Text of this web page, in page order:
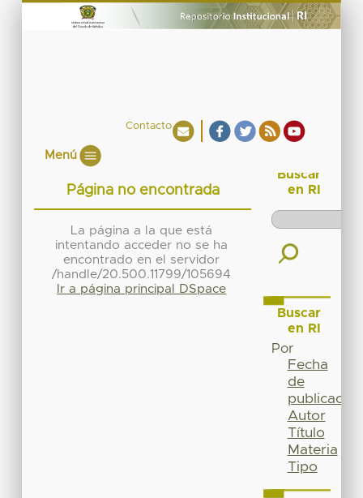
Contacto
Menú
Página no encontrada
La página a la que está
intentando acceder no se ha
encontrado en el servidor
/handle/20.500.11799/105694
Ir a página principal DSpace
Buscar
en RI
Buscar
en RI
Por
Fecha
de
publicación
Autor
Título
Materia
Tipo